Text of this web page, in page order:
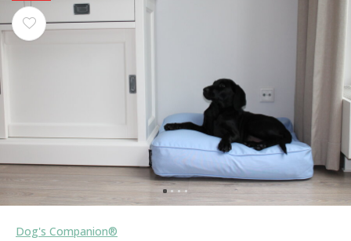
Dog's Companion®